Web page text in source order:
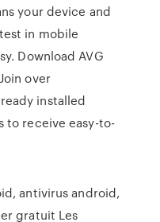
your device and
in mobile
Download AVG
over
installed
to receive easy-to-
antivirus android,
gratuit Les